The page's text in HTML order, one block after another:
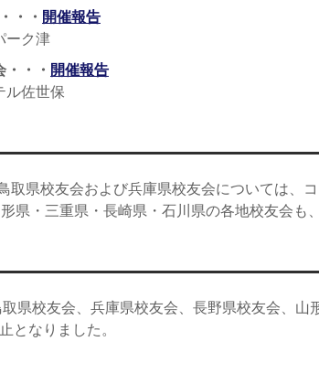
・・ 開催報告
ク津
・・ 開催報告
佐世保
取県校友会および兵庫県校友会については、
県・三重県・長崎県・石川県の各地校友会も
県校友会、兵庫県校友会、長野県校友会、
となりました。